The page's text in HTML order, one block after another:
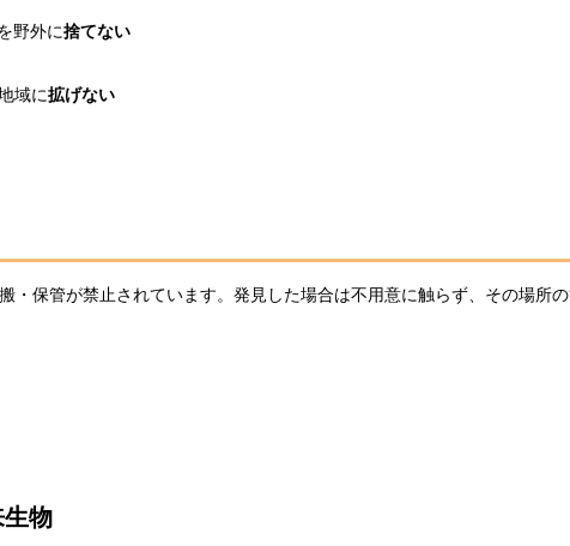
野外に捨てない
域に拡げない
・保管が禁止されています。発見した場合は不用意に触らず、その場所
物